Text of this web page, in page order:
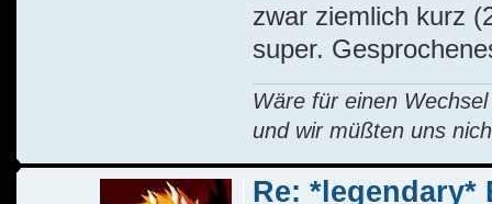
zwar ziemlich kurz
super.
Wäre für einen
und wir müßten uns
Re: *legendary*